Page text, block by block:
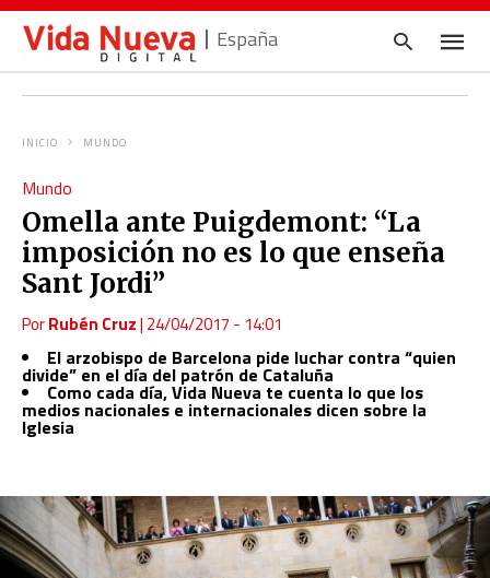
España
pulsa
en
INICIO MUNDO
Mundo
Omella ante Puigdemont: “La
imposición no es lo que enseña
Sant Jordi”
PorRubén Cruz| 24/04/2017 - 14:01
El arzobispo de Barcelona pide luchar contra “quien
divide” en el día del patrón de Cataluña
Como cada día, Vida Nueva te cuenta lo que los
medios nacionales e internacionales dicen sobre la
Iglesia